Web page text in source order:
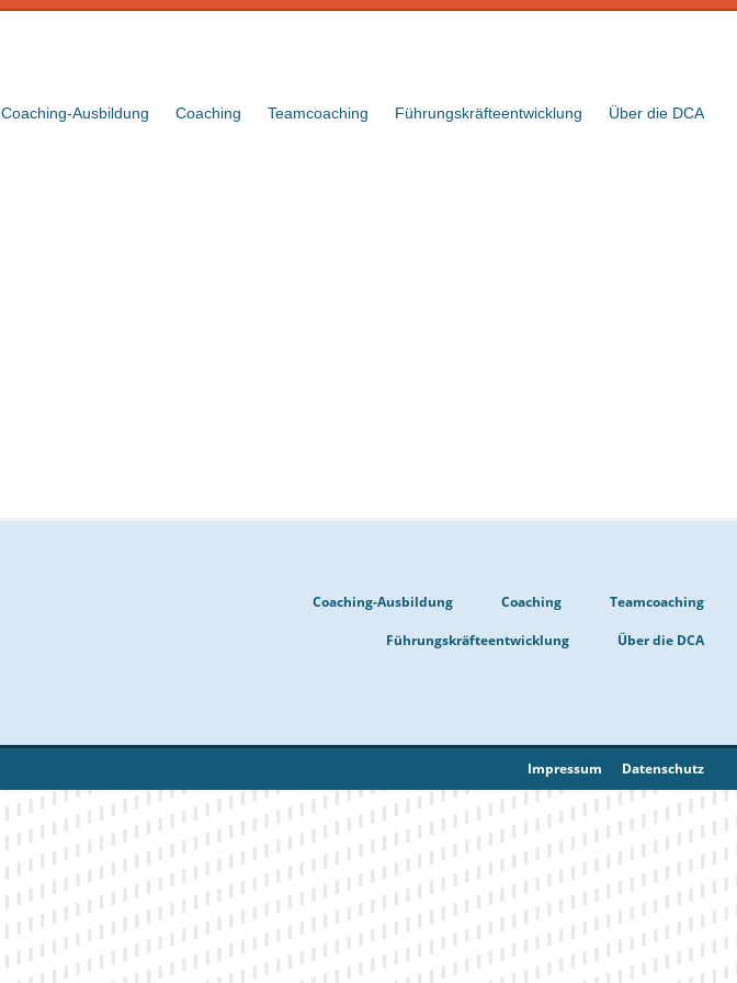
Coaching-Ausbildung Coaching Teamcoaching Führungskräfteentwicklung Über die DCA
Coaching-Ausbildung Coaching Teamcoaching
Führungskräfteentwicklung Über die DCA
Impressum Datenschutz